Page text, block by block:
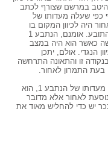
היטב במרשם שצורף לכתב
כפי שעלה מעדותו של
לאחור היה לכיוון המקום בו
המתין רכב הגולף של התובע. אומנם, הנתבע 1
כאשר הוא היה במצב
הנגדי. אולם, יתכן
מדייק בנקודה זו והתאונה התרחשה
בעת התמרון לאחור.
9. יש לציין שכפי שעלה מעדותו של הנתבע 1, הוא
לאחור אלא מדובר
יש כדי להחליש מאוד את